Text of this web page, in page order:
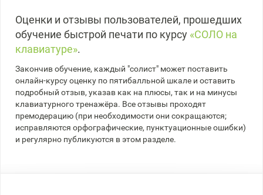
Оценки и отзывы пользователей, прошедших
обучение быстрой печати по курсу «СОЛО на
клавиатуре».
Закончив обучение, каждый "солист" может поставить
онлайн-курсу оценку по пятибалльной шкале и оставить
подробный отзыв, указав как на плюсы, так и на минусы
клавиатурного тренажёра. Все отзывы проходят
премодерацию (при необходимости они сокращаются;
исправляются орфографические, пунктуационные ошибки)
и регулярно публикуются в этом разделе.